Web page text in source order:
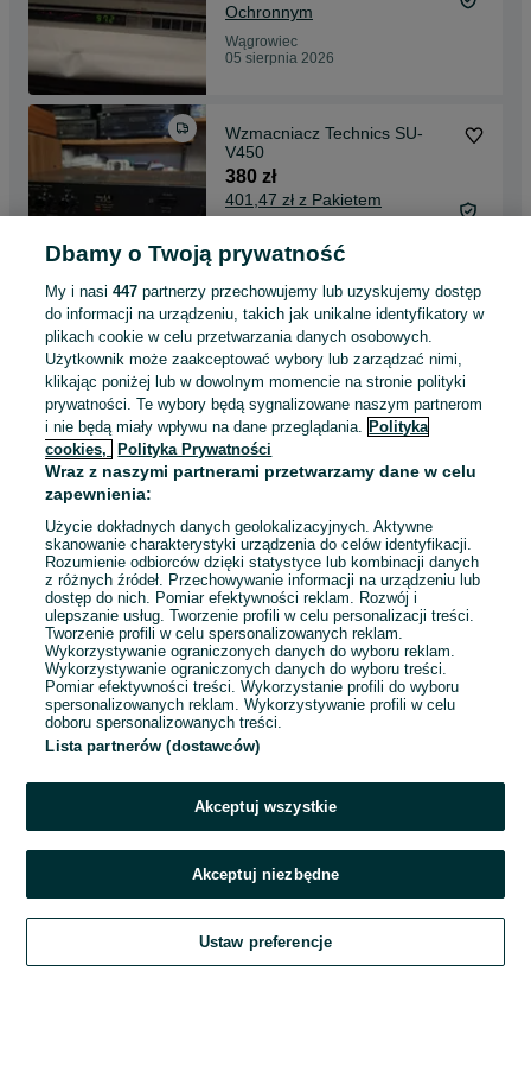
Ochronnym
Wągrowiec
05 sierpnia 2026
Wzmacniacz Technics SU-
V450
380 zł
401,47 zł z Pakietem
Wągrowiec
05 sierpnia 2026
Wzmacniacz Yamaha DSP-
A492
250 zł
265,49 zł z Pakietem
Ochronnym
Wągrowiec
05 sierpnia 2026
1 2 3 ... 10
Zadzwoń / SMS
Szukaj Obserwujesz Dodaj Czat Konto
Dbamy o Twoją prywatność
My i nasi447 partnerzy przechowujemy lub uzyskujemy dostęp
do informacji na urządzeniu, takich jak unikalne identyfikatory w
plikach cookie w celu przetwarzania danych osobowych.
Użytkownik może zaakceptować wybory lub zarządzać nimi,
klikając poniżej lub w dowolnym momencie na stronie polityki
prywatności. Te wybory będą sygnalizowane naszym partnerom
i nie będą miały wpływu na dane przeglądania. Polityka
cookies,
Polityka Prywatności
Wraz z naszymi partnerami przetwarzamy dane w celu
zapewnienia:
Użycie dokładnych danych geolokalizacyjnych. Aktywne
skanowanie charakterystyki urządzenia do celów identyfikacji.
Rozumienie odbiorców dzięki statystyce lub kombinacji danych
z różnych źródeł. Przechowywanie informacji na urządzeniu lub
dostęp do nich. Pomiar efektywności reklam. Rozwój i
ulepszanie usług. Tworzenie profili w celu personalizacji treści.
Tworzenie profili w celu spersonalizowanych reklam.
Wykorzystywanie ograniczonych danych do wyboru reklam.
Wykorzystywanie ograniczonych danych do wyboru treści.
Pomiar efektywności treści. Wykorzystanie profili do wyboru
spersonalizowanych reklam. Wykorzystywanie profili w celu
doboru spersonalizowanych treści.
Lista partnerów (dostawców)
Akceptuj wszystkie
Akceptuj niezbędne
Ustaw preferencje